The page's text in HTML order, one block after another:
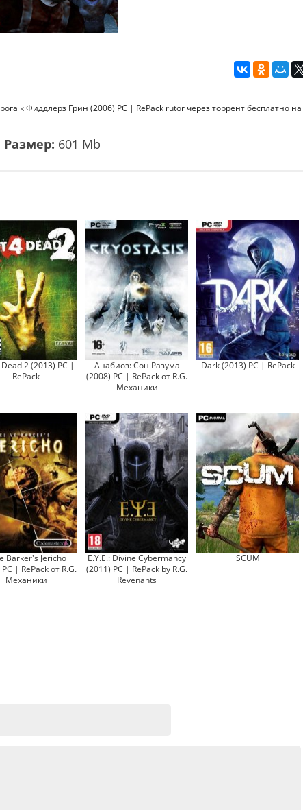
к Фиддлерз Грин (2006) PC | RePack rutor через торрент бесплатно на
Размер: 601 Mb
2 (2013) PC |
RePack
Анабиоз: Сон Разума
(2008) PC | RePack от R.G.
Механики
Dark (2013) PC | RePack
Barker's Jericho
| RePack от R.G.
Механики
E.Y.E.: Divine Cybermancy
(2011) PC | RePack by R.G.
Revenants
SCUM